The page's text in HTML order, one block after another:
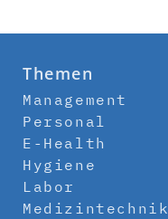
Themen
Management
Personal
E-Health
Hygiene
Labor
Medizintechnik